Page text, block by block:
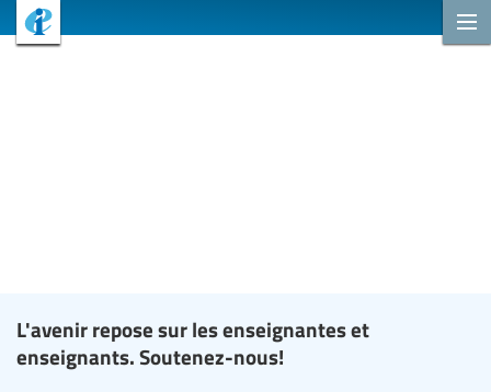
L'avenir repose sur les enseignantes et
enseignants. Soutenez-nous!